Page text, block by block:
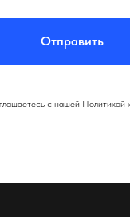
Отправить
с нашей Политикой